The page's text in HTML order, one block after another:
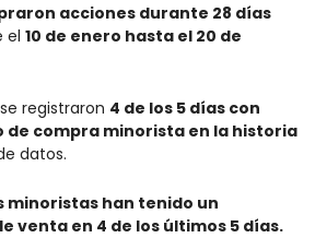
acciones durante 28 días
el 10 de enero hasta el 20 de
registraron 4 de los 5 días con
de compra minorista en la historia
datos.
minoristas han tenido un
venta en 4 de los últimos 5 días.